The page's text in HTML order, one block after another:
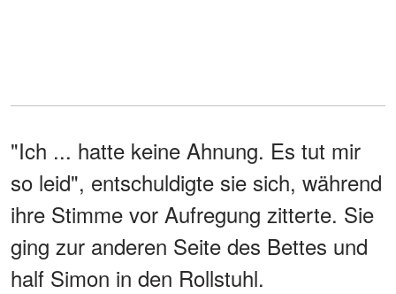
"Ich ... hatte keine Ahnung. Es tut mir
so leid", entschuldigte sie sich, während
ihre Stimme vor Aufregung zitterte. Sie
ging zur anderen Seite des Bettes und
half Simon in den Rollstuhl.